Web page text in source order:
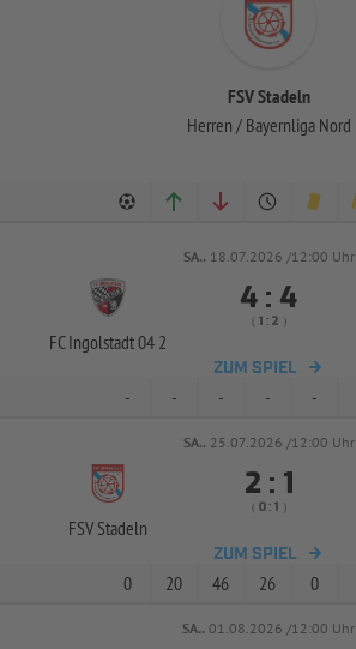
FSV Stadeln
Herren / Bayernliga Nord
SA.. 18.07.2026 /12:00 Uhr
FC Ingolstadt 04 2
 : 
(  :  )
ZUM SPIEL
- - - - -
SA.. 25.07.2026 /12:00 Uhr
FSV Stadeln
 : 
( :  )
ZUM SPIEL
0 20 46 26 0
SA.. 01.08.2026 /12:00 Uhr